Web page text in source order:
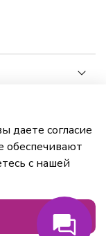
даете согласие
обеспечивают
с нашей